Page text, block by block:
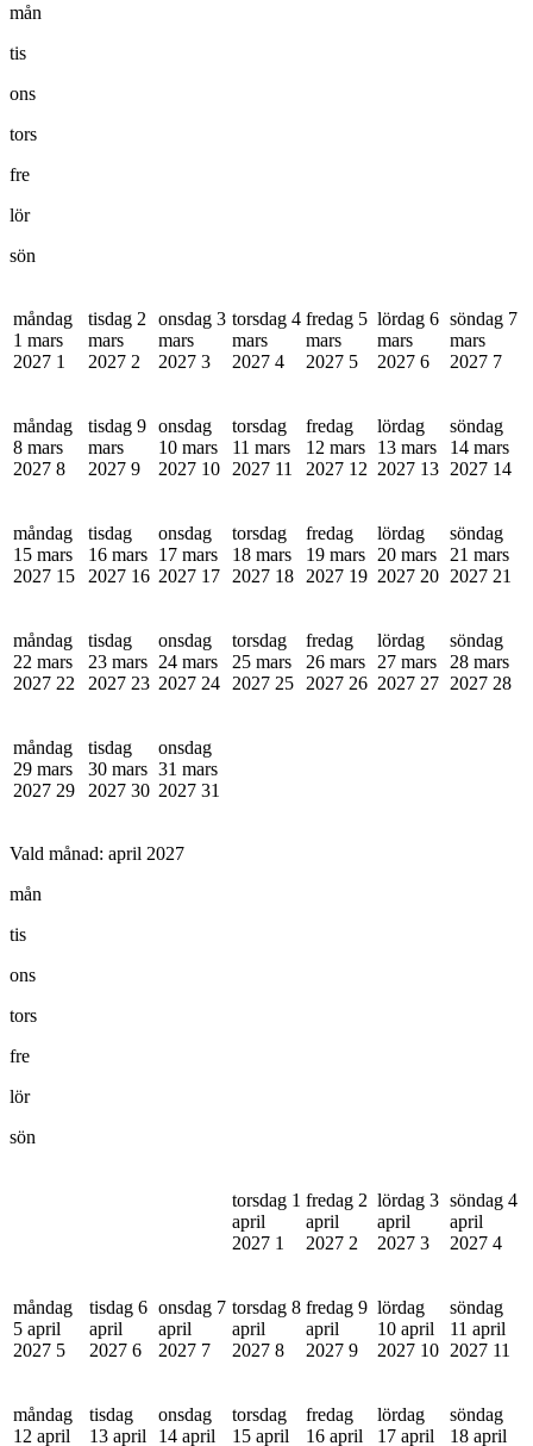
mån
tis
ons
tors
fre
lör
sön
måndag
1 mars
2027 1
tisdag 2
mars
2027 2
onsdag 3
mars
2027 3
torsdag 4
mars
2027 4
fredag 5
mars
2027 5
lördag 6
mars
2027 6
söndag 7
mars
2027 7
måndag
8 mars
2027 8
tisdag 9
mars
2027 9
onsdag
10 mars
2027 10
torsdag
11 mars
2027 11
fredag
12 mars
2027 12
lördag
13 mars
2027 13
söndag
14 mars
2027 14
måndag
15 mars
2027 15
tisdag
16 mars
2027 16
onsdag
17 mars
2027 17
torsdag
18 mars
2027 18
fredag
19 mars
2027 19
lördag
20 mars
2027 20
söndag
21 mars
2027 21
måndag
22 mars
2027 22
tisdag
23 mars
2027 23
onsdag
24 mars
2027 24
torsdag
25 mars
2027 25
fredag
26 mars
2027 26
lördag
27 mars
2027 27
söndag
28 mars
2027 28
måndag
29 mars
2027 29
tisdag
30 mars
2027 30
onsdag
31 mars
2027 31
Vald månad: april 2027
mån
tis
ons
tors
fre
lör
sön
torsdag 1
april
2027 1
fredag 2
april
2027 2
lördag 3
april
2027 3
söndag 4
april
2027 4
måndag
5 april
2027 5
tisdag 6
april
2027 6
onsdag 7
april
2027 7
torsdag 8
april
2027 8
fredag 9
april
2027 9
lördag
10 april
2027 10
söndag
11 april
2027 11
måndag
12 april
tisdag
13 april
onsdag
14 april
torsdag
15 april
fredag
16 april
lördag
17 april
söndag
18 april